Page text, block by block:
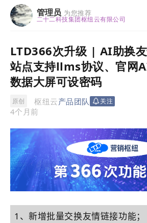
管理员 为您推荐
二十二科技集团枢纽云有限公司
LTD366次升级 | AI助换
站点支持llms协议、官网
数据大屏可设密码
原创 枢纽云产品团队 关注
4个月前
1、新增批量交换友情链接功能；